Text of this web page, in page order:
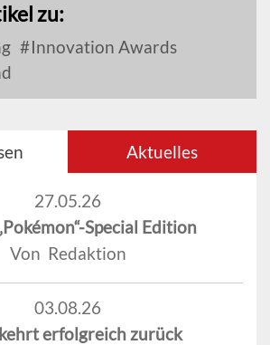
zu:
Innovation Awards
Aktuelles
27.05.26
Special Edition
Von Redaktion
03.08.26
erfolgreich zurück